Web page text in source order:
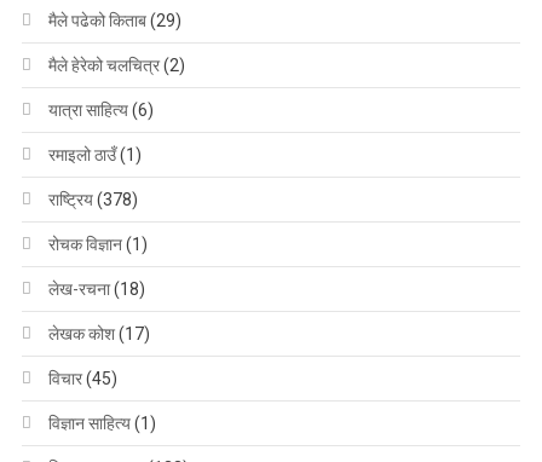
मैले पढेको किताब(29)
मैले हेरेको चलचित्र(2)
यात्रा साहित्य(6)
रमाइलो ठाउँ(1)
राष्ट्रिय(378)
रोचक विज्ञान(1)
लेख-रचना(18)
लेखक कोश(17)
विचार(45)
विज्ञान साहित्य(1)